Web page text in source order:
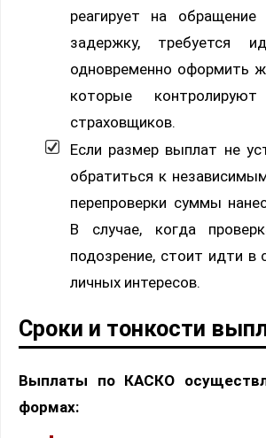
реагирует на
задержку,
одновременно оформить
которые контролируют
страховщиков.
Если размер выплат не
обратиться к
перепроверки суммы
В случае, когда
подозрение, стоит идти
личных интересов.
Сроки и тонкости
Выплаты по КАСКО
формах: